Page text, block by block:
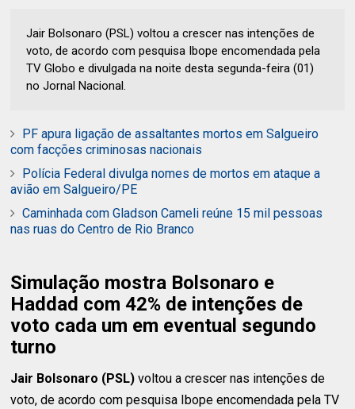
Jair Bolsonaro (PSL) voltou a crescer nas intenções de
voto, de acordo com pesquisa Ibope encomendada pela
TV Globo e divulgada na noite desta segunda-feira (01)
no Jornal Nacional.
PF apura ligação de assaltantes mortos em Salgueiro
com facções criminosas nacionais
Polícia Federal divulga nomes de mortos em ataque a
avião em Salgueiro/PE
Caminhada com Gladson Cameli reúne 15 mil pessoas
nas ruas do Centro de Rio Branco
Simulação mostra Bolsonaro e
Haddad com 42% de intenções de
voto cada um em eventual segundo
turno
Jair Bolsonaro (PSL) voltou a crescer nas intenções de
voto, de acordo com pesquisa Ibope encomendada pela TV